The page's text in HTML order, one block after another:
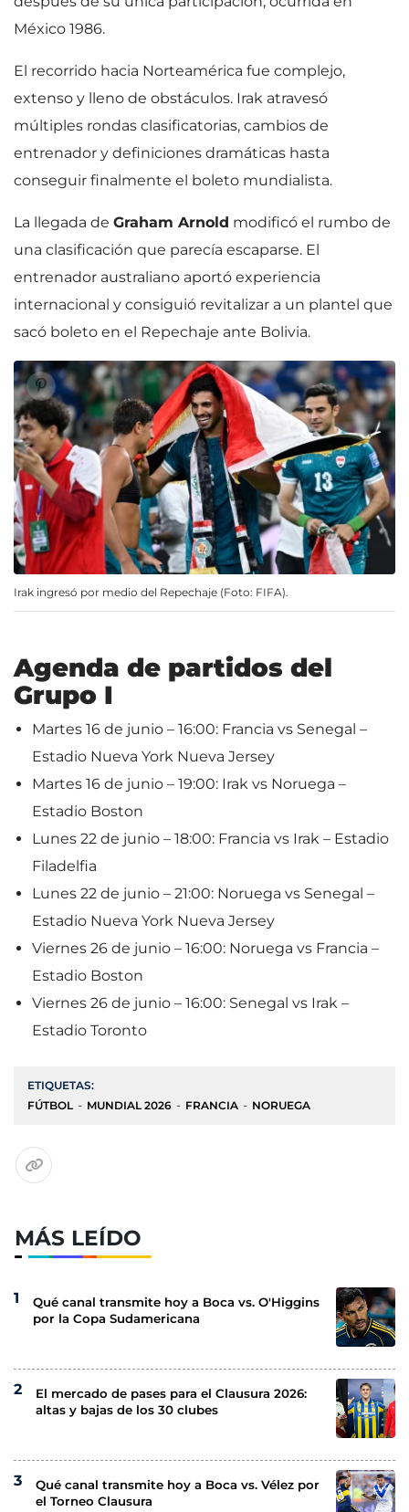
México 1986.
El recorrido hacia Norteamérica fue complejo,
extenso y lleno de obstáculos. Irak atravesó
múltiples rondas clasificatorias, cambios de
entrenador y definiciones dramáticas hasta
conseguir finalmente el boleto mundialista.
La llegada de Graham Arnold modificó el rumbo de
una clasificación que parecía escaparse. El
entrenador australiano aportó experiencia
internacional y consiguió revitalizar a un plantel que
sacó boleto en el Repechaje ante Bolivia.
Irak ingresó por medio del Repechaje (Foto: FIFA).
Agenda de partidos del
Grupo I
Martes 16 de junio – 16:00: Francia vs Senegal –
Estadio Nueva York Nueva Jersey
Martes 16 de junio – 19:00: Irak vs Noruega –
Estadio Boston
Lunes 22 de junio – 18:00: Francia vs Irak – Estadio
Filadelfia
Lunes 22 de junio – 21:00: Noruega vs Senegal –
Estadio Nueva York Nueva Jersey
Viernes 26 de junio – 16:00: Noruega vs Francia –
Estadio Boston
Viernes 26 de junio – 16:00: Senegal vs Irak –
Estadio Toronto
ETIQUETAS:
FÚTBOL
MUNDIAL 2026 FRANCIA NORUEGA
MÁS LEÍDO
Qué canal transmite hoy a Boca vs. O'Higgins
por la Copa Sudamericana
El mercado de pases para el Clausura 2026:
altas y bajas de los 30 clubes
Qué canal transmite hoy a Boca vs. Vélez por
el Torneo Clausura